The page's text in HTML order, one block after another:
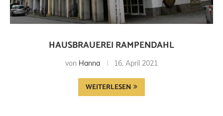
HAUSBRAUEREI RAMPENDAHL
von Hanna 16. April 2021
WEITERLESEN